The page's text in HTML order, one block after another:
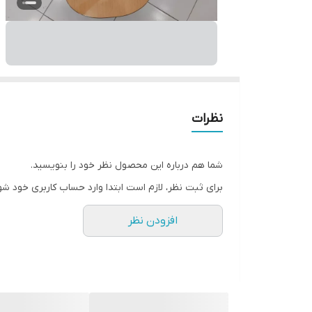
نظرات
شما هم درباره این محصول نظر خود را بنویسید.
برای ثبت نظر، لازم است ابتدا وارد حساب کاربری خود
افزودن نظر